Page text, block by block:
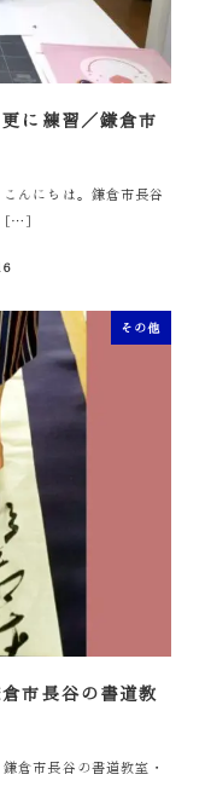
に練習／鎌倉市
んにちは。鎌倉市長谷
[…]
その他
市長谷の書道教
倉市長谷の書道教室・